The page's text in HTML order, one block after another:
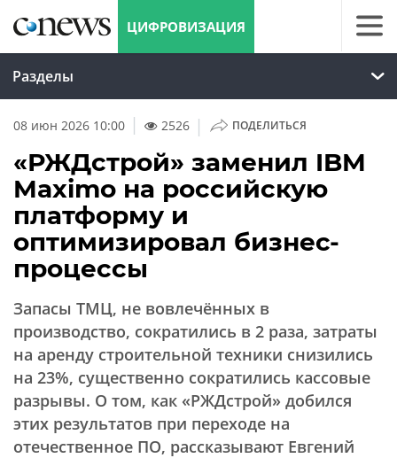
ЦИФРОВИЗАЦИЯ
Разделы
08 июн 2026 10:00 2526 | ПОДЕЛИТЬСЯ
«РЖДстрой» заменил IBM
Maximo на российскую
платформу и
оптимизировал бизнес-
процессы
Запасы ТМЦ, не вовлечённых в
производство, сократились в 2 раза, затраты
на аренду строительной техники снизились
на 23%, существенно сократились кассовые
разрывы. О том, как «РЖДстрой» добился
этих результатов при переходе на
отечественное ПО, рассказывают Евгений